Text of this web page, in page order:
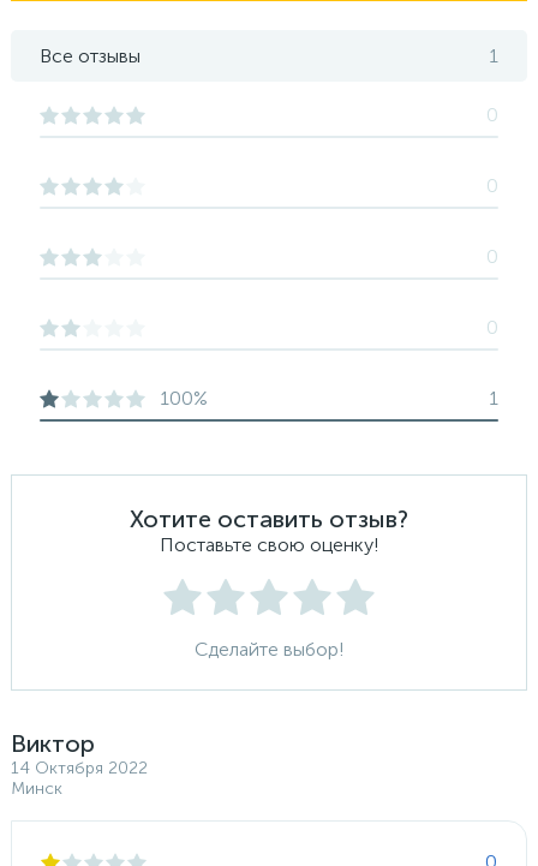
Хотите оставить отзыв?
Поставьте свою оценку!
Сделайте выбор!
Виктор
14 Октября 2022
Минск
Все отзывы 1
0
0
0
0
100% 1